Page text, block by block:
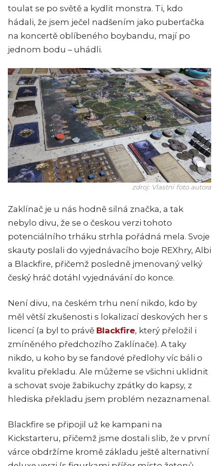
toulat se po světě a kydlit monstra. Ti, kdo
hádali, že jsem ječel nadšením jako puberťačka
na koncertě oblíbeného boybandu, mají po
jednom bodu – uhádli.
zdroj: Vlastní foto autora
Zaklínač je u nás hodně silná značka, a tak
nebylo divu, že se o českou verzi tohoto
potenciálního trháku strhla pořádná mela. Svoje
skauty poslali do vyjednávacího boje REXhry, Albi
a Blackfire, přičemž posledně jmenovaný velký
český hráč dotáhl vyjednávání do konce.
Není divu, na českém trhu není nikdo, kdo by
měl větší zkušenosti s lokalizací deskových her s
licencí (a byl to právě Blackfire, který přeložil i
zmíněného předchozího Zaklínače). A taky
nikdo, u koho by se fandové předlohy víc báli o
kvalitu překladu. Ale můžeme se všichni uklidnit
a schovat svoje žabikuchy zpátky do kapsy, z
hlediska překladu jsem problém nezaznamenal.
Blackfire se připojil už ke kampani na
Kickstarteru, přičemž jsme dostali slib, že v první
várce obdržíme kromě základu ještě alternativní